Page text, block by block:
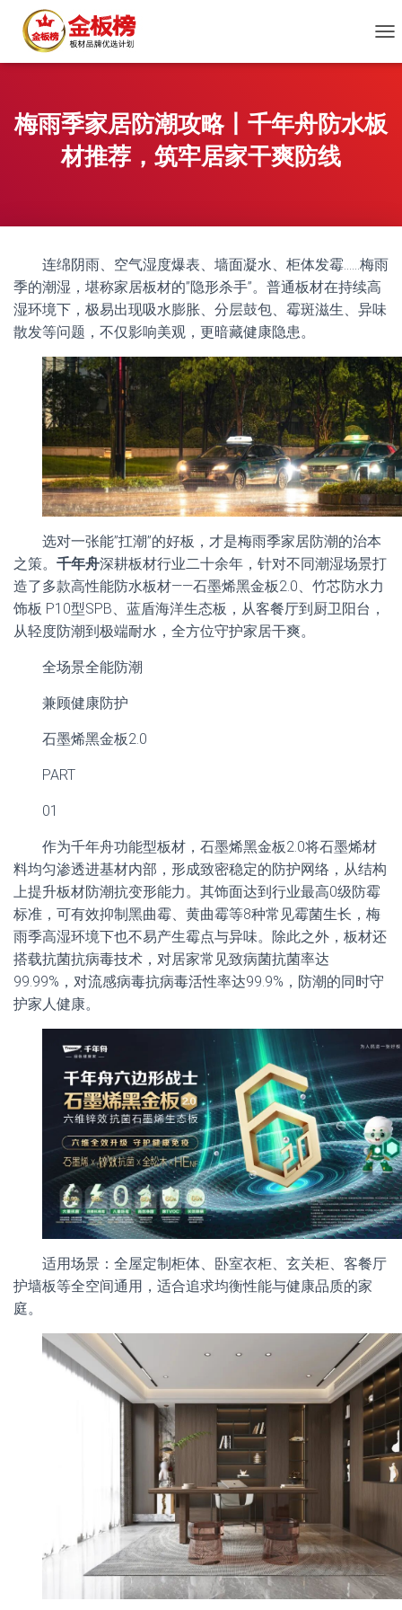
换
梅雨季家居防潮攻略丨千年舟防水板
材推荐，筑牢居家干爽防线
连绵阴雨、空气湿度爆表、墙面凝水、柜体发霉……梅雨
季的潮湿，堪称家居板材的”隐形杀手”。普通板材在持续高
湿环境下，极易出现吸水膨胀、分层鼓包、霉斑滋生、异味
散发等问题，不仅影响美观，更暗藏健康隐患。
选对一张能”扛潮”的好板，才是梅雨季家居防潮的治本
之策。 千年舟深耕板材行业二十余年，针对不同潮湿场景打
造了多款高性能防水板材——石墨烯黑金板2.0、竹芯防水力
饰板 P10型SPB、蓝盾海洋生态板，从客餐厅到厨卫阳台，
从轻度防潮到极端耐水，全方位守护家居干爽。
全场景全能防潮
兼顾健康防护
石墨烯黑金板2.0
PART
01
作为千年舟功能型板材，石墨烯黑金板2.0将石墨烯材
料均匀渗透进基材内部，形成致密稳定的防护网络，从结构
上提升板材防潮抗变形能力。其饰面达到行业最高0级防霉
标准，可有效抑制黑曲霉、黄曲霉等8种常见霉菌生长，梅
雨季高湿环境下也不易产生霉点与异味。除此之外，板材还
搭载抗菌抗病毒技术，对居家常见致病菌抗菌率达
99.99%，对流感病毒抗病毒活性率达99.9%，防潮的同时守
护家人健康。
适用场景：全屋定制柜体、卧室衣柜、玄关柜、客餐厅
护墙板等全空间通用，适合追求均衡性能与健康品质的家
庭。